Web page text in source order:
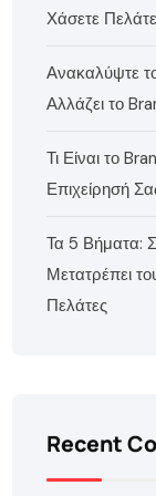
Χάσετε
Ανακαλύψτε
Αλλάζει το
Τι Είναι το
Επιχείρησή
Τα 5 Βήματα:
Μετατρέπει
Πελάτες
Recent